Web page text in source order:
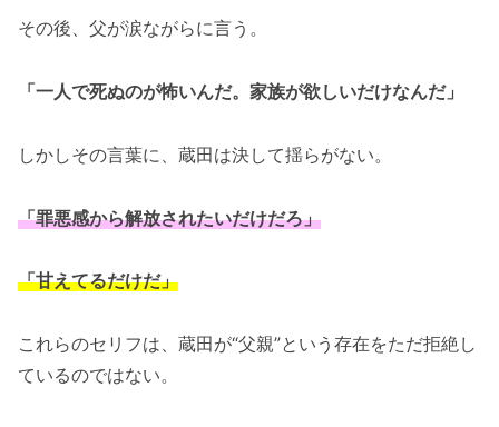
その後、父が涙ながらに言う。
「一人で死ぬのが怖いんだ。家族が欲しいだけなんだ」
しかしその言葉に、蔵田は決して揺らがない。
「罪悪感から解放されたいだけだろ」
「甘えてるだけだ」
これらのセリフは、蔵田が“父親”という存在をただ拒絶し
ているのではない。